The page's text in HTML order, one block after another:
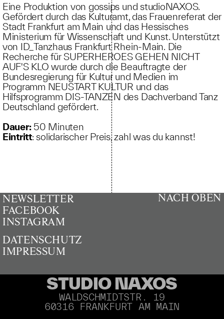
Eine Produktion von gossips und studioNAXOS.
Gefördert durch das Kulturamt, das Frauenreferat der
Stadt Frankfurt am Main und das Hessisches
Ministerium für Wissenschaft und Kunst. Unterstützt
von ID_Tanzhaus Frankfurt Rhein-Main. Die
Recherche für SUPERHEROES GEHEN NICHT
AUF'S KLO wurde durch die Beauftragte der
Bundesregierung für Kultur und Medien im
Programm NEUSTART KULTUR und das
Hilfsprogramm DIS-TANZEN des Dachverband Tanz
Deutschland gefördert.
Dauer:50 Minuten
Eintritt: solidarischer Preis, zahl was du kannst!
STUDIO NAXOS
WALDSCHMIDTSTR. 19
60316 FRANKFURT AM MAIN
NEWSLETTER
FACEBOOK
INSTAGRAM
DATENSCHUTZ
IMPRESSUM
NACH OBEN